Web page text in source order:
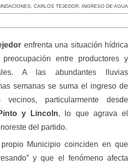
, CARLOS TEJEDOR, INGRESO DE AGUA
enfrenta una situación hídrica
entre productores y
A las abundantes lluvias
semanas se suma el ingreso de
particularmente desde
y Lincoln, lo que agrava el
del partido.
Municipio coinciden en que
y que el fenómeno afecta